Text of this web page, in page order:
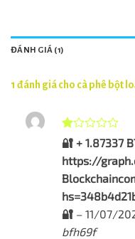
ĐÁNH GIÁ (1)
1 đánh giá cho cà phê bột
Được
xếp
hạng
1
5
sao
🔐 + 1.87337
https://
🔐 – 11/07/
bfh69f